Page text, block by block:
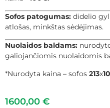
Sofos patogumas: didelio
atlošas, minkštas sėdėjimas.
Nuolaidos baldams:
galiojančiomis nuolaidomis
*Nurodyta kaina – sofos 213x
1600,00 €